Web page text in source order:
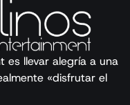
es llevar alegría a una
«disfrutar el